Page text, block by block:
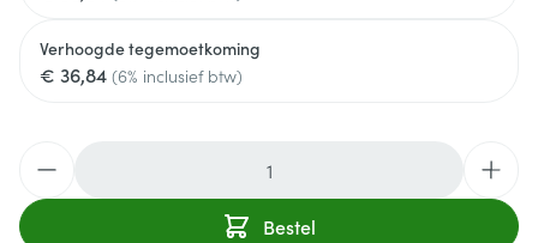
Verhoogde tegemoetkoming
€ 36,84 (6% inclusief btw)
Bestel